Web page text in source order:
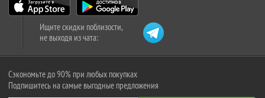
Ищите скидки поблизости,
не выходя из чата:
Сэкономьте до 90% при любых покупках
Подпишитесь на самые выгодные предложения